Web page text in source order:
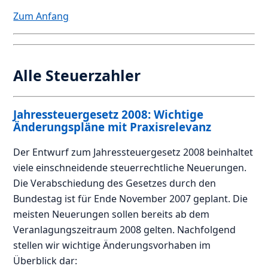
Zum Anfang
Alle Steuerzahler
Jahressteuergesetz 2008: Wichtige
Änderungspläne mit Praxisrelevanz
Der Entwurf zum Jahressteuergesetz 2008 beinhaltet
viele einschneidende steuerrechtliche Neuerungen.
Die Verabschiedung des Gesetzes durch den
Bundestag ist für Ende November 2007 geplant. Die
meisten Neuerungen sollen bereits ab dem
Veranlagungszeitraum 2008 gelten. Nachfolgend
stellen wir wichtige Änderungsvorhaben im
Überblick dar: